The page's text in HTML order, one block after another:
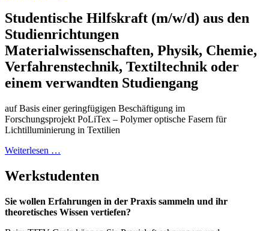
Studentische Hilfskraft (m/w/d) aus den
Studienrichtungen
Materialwissenschaften, Physik, Chemie,
Verfahrenstechnik, Textiltechnik oder
einem verwandten Studiengang
auf Basis einer geringfügigen Beschäftigung im
Forschungsprojekt PoLiTex – Polymer optische Fasern für
Lichtilluminierung in Textilien
Weiterlesen …
Werkstudenten
Sie wollen Erfahrungen in der Praxis sammeln und ihr
theoretisches Wissen vertiefen?